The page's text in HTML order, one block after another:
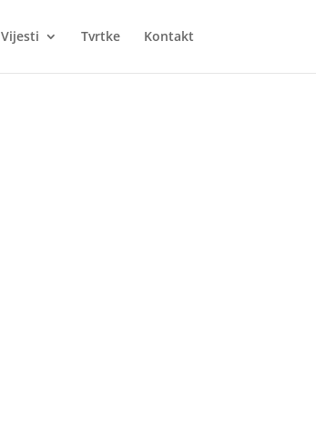
Vijesti Tvrtke Kontakt